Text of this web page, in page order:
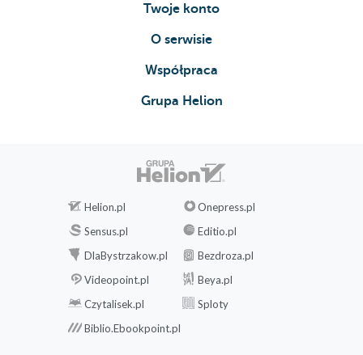
Twoje konto
O serwisie
Współpraca
Grupa Helion
Helion.pl
Onepress.pl
Sensus.pl
Editio.pl
DlaBystrzakow.pl
Bezdroza.pl
Videopoint.pl
Beya.pl
Czytalisek.pl
Sploty
Biblio.Ebookpoint.pl